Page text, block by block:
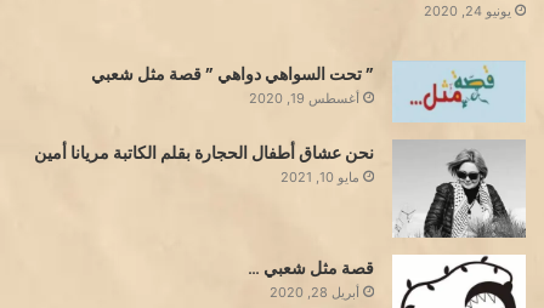
يونيو 24, 2020
” تحت السواهي دواهي ” قصة مثل شعبي
أغسطس 19, 2020
نحن عشاق أطفال الحجارة بقلم الكاتبة مريانا أمين
مايو 10, 2021
قصة مثل شعبي …
أبريل 28, 2020